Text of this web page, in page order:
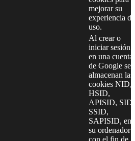
mejorar su
experiencia de
uso.
Al crear o
iniciar sesión
en una cuenta
de Google se
almacenan las
cookies NID,
HSID,
APISID, SID,
SSID,
SAPISID, en
su ordenador